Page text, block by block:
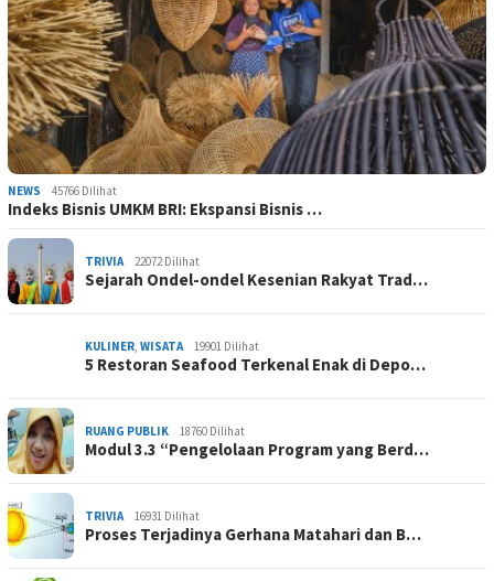
NEWS 45766 Dilihat
Indeks Bisnis UMKM BRI: Ekspansi Bisnis …
TRIVIA 22072 Dilihat
Sejarah Ondel-ondel Kesenian Rakyat Trad…
KULINER, WISATA 19901 Dilihat
5 Restoran Seafood Terkenal Enak di Depo…
RUANG PUBLIK 18760 Dilihat
Modul 3.3 “Pengelolaan Program yang Berd…
TRIVIA 16931 Dilihat
Proses Terjadinya Gerhana Matahari dan B…